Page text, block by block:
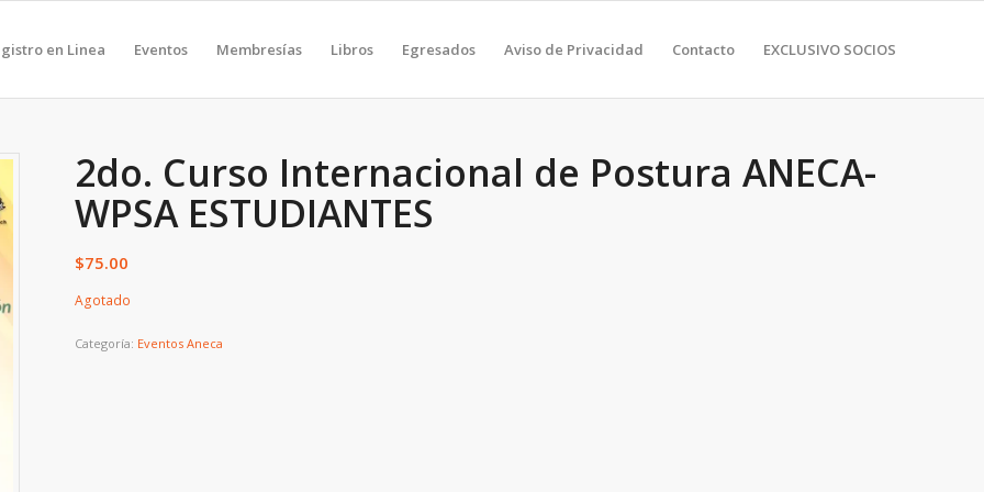
en Linea Eventos Membresías Libros Egresados Aviso de Privacidad Contacto EXCLUSIVO SOCIOS
2do. Curso Internacional de Postura ANECA-
WPSA ESTUDIANTES
$75.00
Agotado
Categoría: Eventos Aneca